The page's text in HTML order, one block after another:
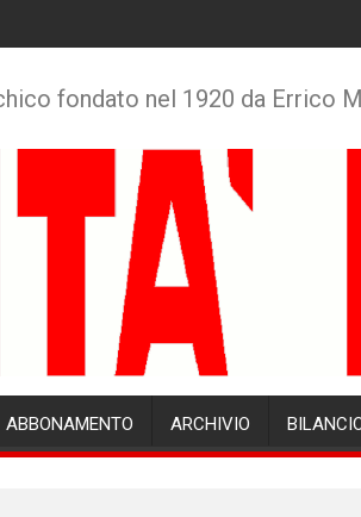
fondato nel 1920 da Errico
ABBONAMENTO ARCHIVIO